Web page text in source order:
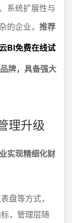
系统扩展性与
的企业， 推荐
BI免费在线试
牌，具备强大
理升级
实现精细化财
盘等方式，
，管理层随